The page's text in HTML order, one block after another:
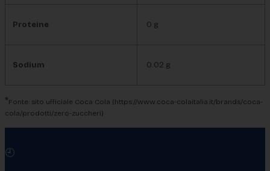
Proteine 0 g
Sodium 0.02 g
*Fonte: sito ufficiale Coca Cola (https://www.coca-colaitalia.it/brands/coca-
cola/prodotti/zero-zuccheri)
🕘